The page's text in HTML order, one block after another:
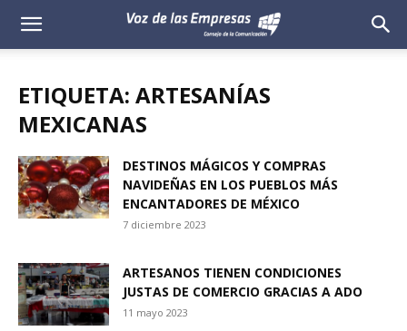
Voz
Empresas
ETIQUETA: ARTESANÍAS
MEXICANAS
DESTINOS MÁGICOS Y COMPRAS
NAVIDEÑAS EN LOS PUEBLOS MÁS
ENCANTADORES DE MÉXICO
7 diciembre 2023
ARTESANOS TIENEN CONDICIONES
JUSTAS DE COMERCIO GRACIAS A ADO
11 mayo 2023